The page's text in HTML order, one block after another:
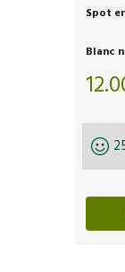
Spot
Blanc